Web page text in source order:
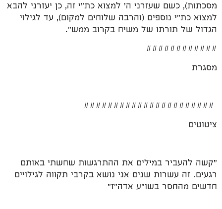
מסכתות), כשם שעזרני ה' למצוא כת"י זה, כן יעזרני להבא
למצוא כת"י נוספים (והרבה שלוחים למקום), עד לגילוי
הגדול של תורתו של משיח בקרוב ממש".
############
מסגרת
######################
ציטוטים
"קשה להעביר במילים את ההתרגשות שחשתי באותם
רגעים. זה עשרות שנים אני נושא בקרבי תקווה לגילויים
חדשים מהחסר בשו"ע אדה"ז"